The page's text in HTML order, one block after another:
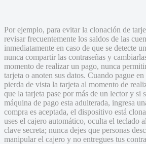
Por ejemplo, para evitar la clonación de
revisar frecuentemente los saldos de las
inmediatamente en caso de que se detecte
nunca compartir las contraseñas y
momento de realizar un pago, nunca
tarjeta o anoten sus datos. Cuando pague
pierda de vista la tarjeta al momento de
que la tarjeta pase por más de un lector y si
máquina de pago esta adulterada, ingresa
compra es aceptada, el dispositivo está
uses el cajero automático, oculta el teclado
clave secreta; nunca dejes que personas
manipular el cajero y no entregues tus